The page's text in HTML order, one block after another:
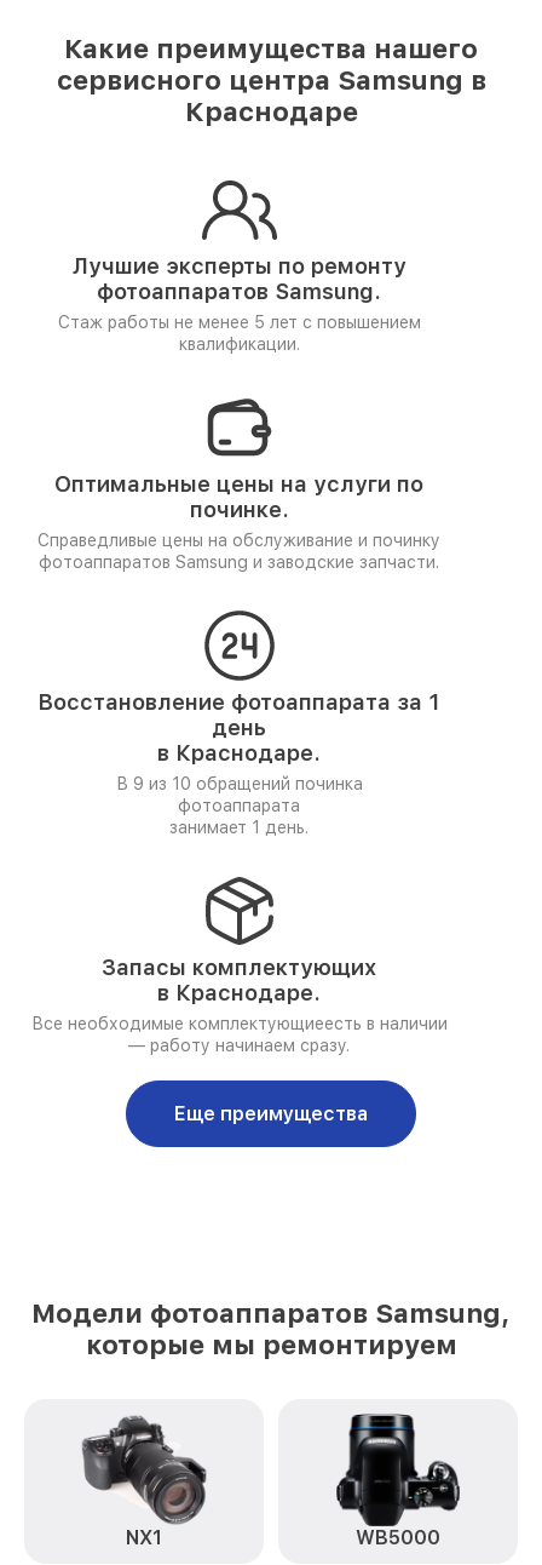
Какие преимущества нашего
сервисного центра Samsung в
Краснодаре
Лучшие эксперты по ремонту
фотоаппаратов Samsung.
Стаж работы не менее 5 лет с повышением
квалификации.
Оптимальные цены на услуги по
починке.
Справедливые цены на обслуживание и починку
фотоаппаратов Samsung и заводские запчасти.
Восстановление фотоаппарата за 1
день
в Краснодаре.
В 9 из 10 обращений починка
фотоаппарата
занимает 1 день.
Запасы комплектующих
в Краснодаре.
Все необходимые комплектующиеесть в наличии
— работу начинаем сразу.
Еще преимущества
Модели фотоаппаратов Samsung,
которые мы ремонтируем
NX1 WB5000